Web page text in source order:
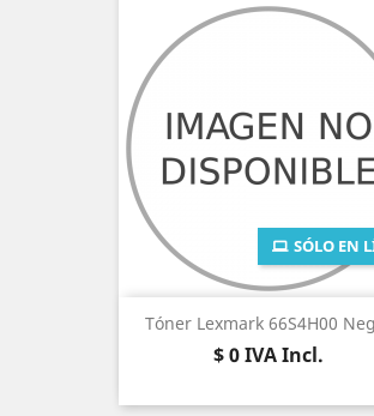
Tóner Lexmark 66S4H00
Precio
$ 0IVA Incl.
SÓLO EN